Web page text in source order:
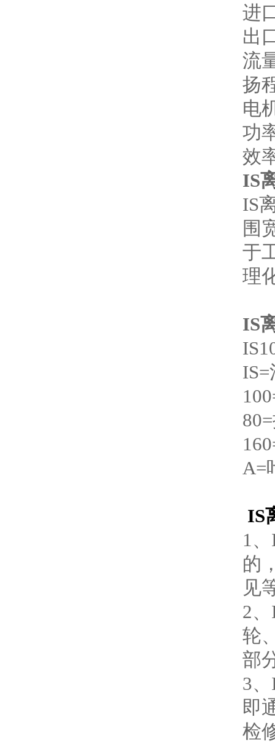
进
出
流
扬
电
功
效
IS
IS
围
于
理
IS
A=
IS
1
的
见
2
轮
部
3
即
检